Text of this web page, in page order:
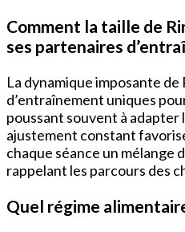
Comment la taille de
ses partenaires
La dynamique imposante
d’entraînement uniques
poussant souvent à
ajustement constant
chaque séance un mélange
rappelant les parcours des
Quel régime